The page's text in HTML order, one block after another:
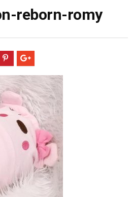
reborn-romy